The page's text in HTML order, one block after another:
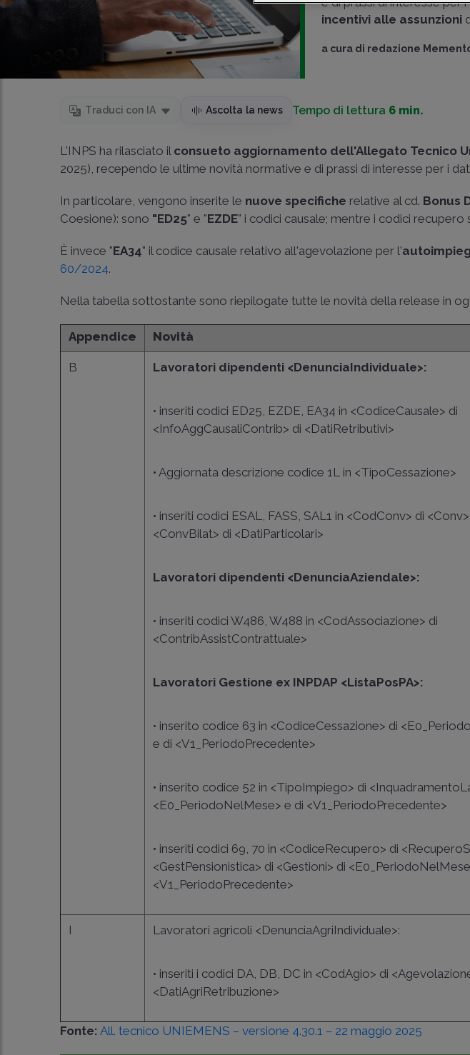
incentivi alle assunzioni
a cura di redazione
Traduci con IA Ascolta la news Tempo di lettura 6 min.
L'INPS ha rilasciato il consueto aggiornamento dell'Allegato Tecnico
2025), recependo le ultime novità normative e di prassi di interesse per i
In particolare, vengono inserite le nuove specifiche relative al cd. Bonus
Coesione): sono "ED25" e "EZDE" i codici causale; mentre i codici recupero
È invece "EA34" il codice causale relativo all'agevolazione per l'
60/2024.
Nella tabella sottostante sono riepilogate tutte le novità della release in
Appendice Novità
B Lavoratori dipendenti <DenunciaIndividuale>:
• inseriti codici ED25, EZDE, EA34 in <CodiceCausale> di
<InfoAggCausaliContrib> di <DatiRetributivi>
• Aggiornata descrizione codice 1L in <TipoCessazione>
• inseriti codici ESAL, FASS, SAL1 in <CodConv> di
<ConvBilat> di <DatiParticolari>
Lavoratori dipendenti <DenunciaAziendale>:
• inseriti codici W486, W488 in <CodAssociazione> di
<ContribAssistContrattuale>
Lavoratori Gestione ex INPDAP <ListaPosPA>:
• inserito codice 63 in <CodiceCessazione> di
e di <V1_PeriodoPrecedente>
• inserito codice 52 in <TipoImpiego> di
<E0_PeriodoNelMese> e di <V1_PeriodoPrecedente>
• inseriti codici 69, 70 in <CodiceRecupero> di
<GestPensionistica> di <Gestioni> di
<V1_PeriodoPrecedente>
I Lavoratori agricoli <DenunciaAgriIndividuale>:
• inseriti i codici DA, DB, DC in <CodAgio> di
<DatiAgriRetribuzione>
Fonte: All. tecnico UNIEMENS – versione 4.30.1 – 22 maggio 2025